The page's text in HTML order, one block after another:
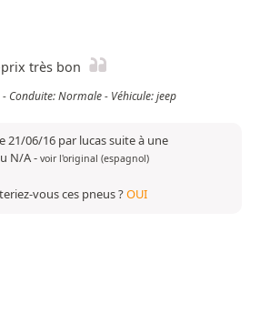
très bon
Conduite: Normale - Véhicule: jeep
21/06/16 par lucas suite à une
N/A- voir l'original (espagnol)
vous ces pneus ?OUI